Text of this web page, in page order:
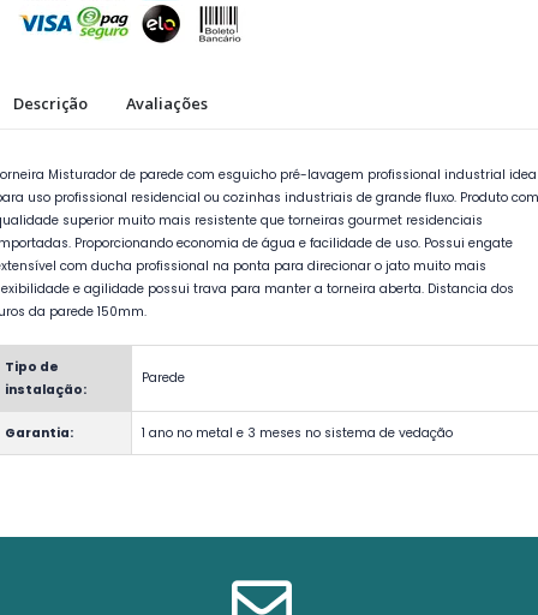
Descrição Avaliações
Misturador de parede com esguicho pré-lavagem profissional industrial
uso profissional residencial ou cozinhas industriais de grande fluxo. Produto com
superior muito mais resistente que torneiras gourmet residenciais
Proporcionando economia de água e facilidade de uso. Possui engate
com ducha profissional na ponta para direcionar o jato muito mais
e agilidade possui trava para manter a torneira aberta. Distancia dos
da parede 150mm.
Tipo de
instalação:
Parede
Garantia: 1 ano no metal e 3 meses no sistema de vedação